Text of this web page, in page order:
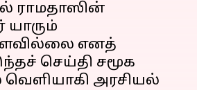
ராமதாஸின்
யாரும்
எனத்
செய்தி சமூக
அரசியல்